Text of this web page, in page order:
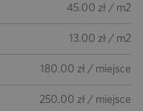
45.00 zł / m2
13.00 zł / m2
180.00 zł / miejsce
250.00 zł / miejsce